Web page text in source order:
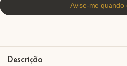
Descrição